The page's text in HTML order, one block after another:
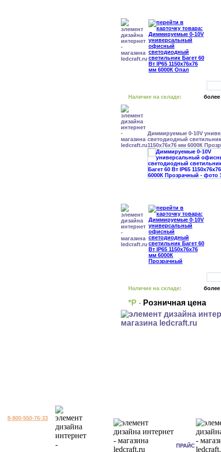
Наличие на складе: более
Диммируемые 0-10V
светодиодный светильник
1150x76x76 мм 6000К
Наличие на складе: более
*Р - Розничная цена
8-800-550-76-33
ПРАЙС